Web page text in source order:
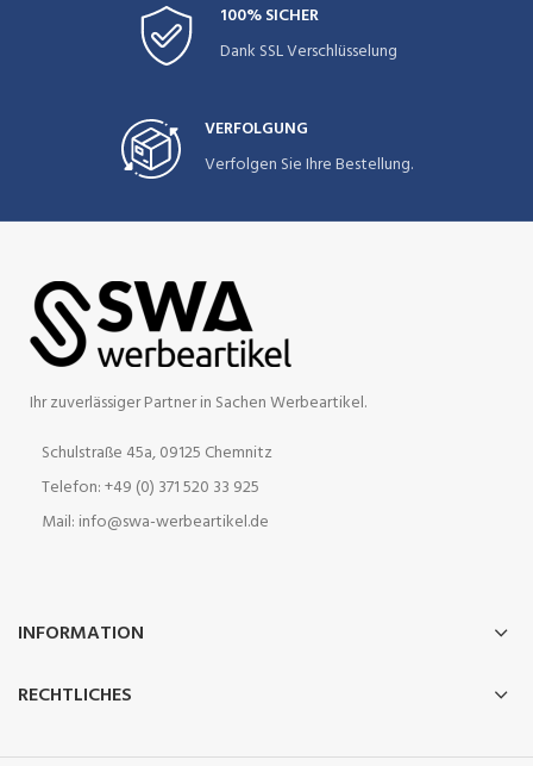
100% SICHER
Dank SSL Verschlüsselung
VERFOLGUNG
Verfolgen Sie Ihre Bestellung.
Ihr zuverlässiger Partner in Sachen Werbeartikel.
Schulstraße 45a, 09125 Chemnitz
Telefon: +49 (0) 371 520 33 925
Mail: info@swa-werbeartikel.de
INFORMATION
RECHTLICHES